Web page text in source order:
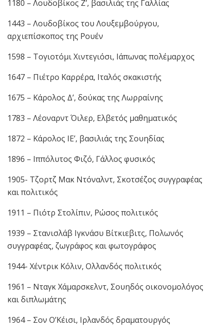
1180 – Λουδοβίκος Ζ’, βασιλιάς της Γαλλίας
1443 – Λουδοβίκος του Λουξεμβούργου,
αρχιεπίσκοπος της Ρουέν
1598 – Τογιοτόμι Χιντεγιόσι, Ιάπωνας πολέμαρχος
1647 – Πιέτρο Καρρέρα, Ιταλός σκακιστής
1675 – Κάρολος Δ’, δούκας της Λωρραίνης
1783 – Λέοναρντ Όιλερ, Ελβετός μαθηματικός
1872 – Κάρολος ΙΕ’, βασιλιάς της Σουηδίας
1896 – Ιππόλυτος Φιζό, Γάλλος φυσικός
1905- Τζορτζ Μακ Ντόναλντ, Σκοτσέζος συγγραφέας
και πολιτικός
1911 – Πιότρ Στολίπιν, Ρώσος πολιτικός
1939 – Στανισλάβ Ιγκνάσυ Βίτκιεβιτς, Πολωνός
συγγραφέας, ζωγράφος και φωτογράφος
1944- Χέντρικ Κόλιν, Ολλανδός πολιτικός
1961 – Νταγκ Χάμαρσκελντ, Σουηδός οικονομολόγος
και διπλωμάτης
1964 – Σον Ο’Κέισι, Ιρλανδός δραματουργός